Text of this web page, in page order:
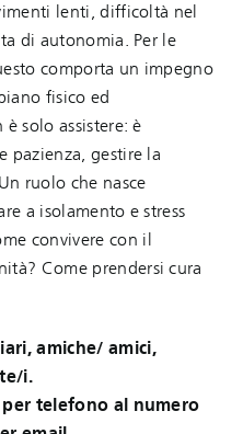
lenti, difficoltà nel
di autonomia. Per le
comporta un impegno
fisico ed
solo assistere: è
pazienza, gestire la
ruolo che nasce
a isolamento e stress
convivere con il
Come prendersi cura
amiche/ amici,
i.
telefono al numero